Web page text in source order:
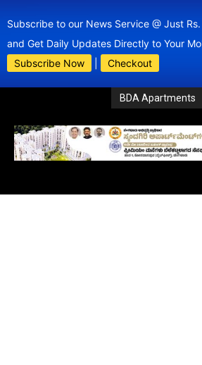
Subscribe to our News Service @ Just
and Get Daily Updates Directly to Your
Subscribe Now
Checkout
BDA Apartments